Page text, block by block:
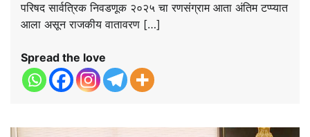
परिषद सार्वत्रिक निवडणूक २०२५ चा रणसंग्राम आता अंतिम टप्प्यात
आला असून राजकीय वातावरण […]
Spread the love